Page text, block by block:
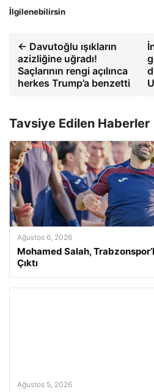
İlgilenebilirsin
← Davutoğlu ışıkların
azizliğine uğradı!
Saçlarının rengi açılınca
herkes Trump’a benzetti
Tavsiye Edilen Haberler
Ağustos 6, 2026
Mohamed Salah,
Çıktı
Ağustos 5, 2026